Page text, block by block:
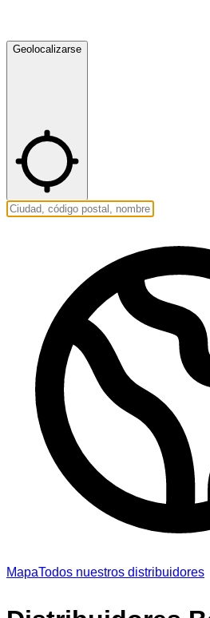
Geolocalizarse
MapaTodos nuestros distribuidores